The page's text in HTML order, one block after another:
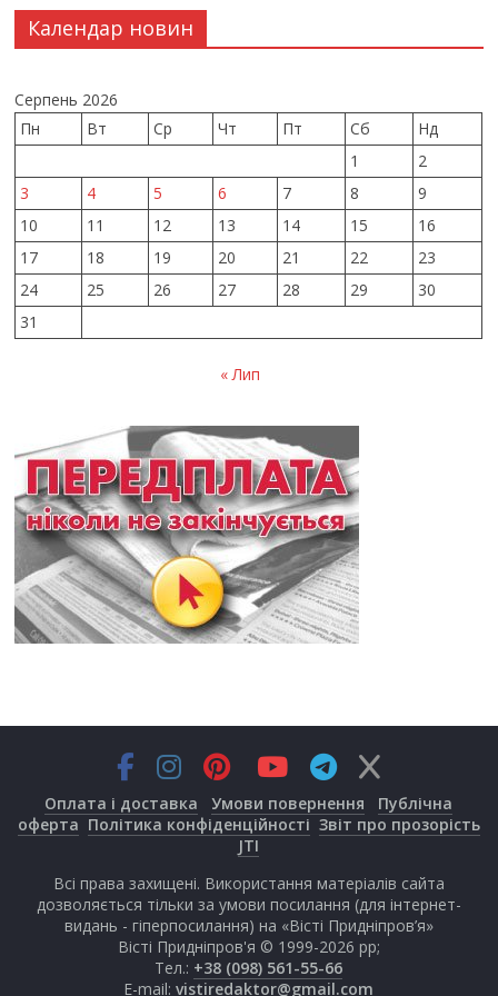
Календар новин
Серпень 2026
Пн
Вт Ср Чт Пт Сб
Нд
1
2
3
4 5 6 7 8
9
10
11 12 13 14 15
16
17
18 19 20 21 22
23
24
25 26 27 28 29
30
31
« Лип
Оплата і доставка Умови повернення
Публічна
оферта Політика конфіденційності Звіт про прозорість
JTI
Всі права захищені. Використання матеріалів сайта
дозволяється тільки за умови посилання (для інтернет-
видань - гіперпосилання) на «Вісті Придніпров’я»
Вісті Придніпров'я © 1999-2026 рр;
Тел.: +38 (098) 561-55-66
E-mail: vistiredaktor@gmail.com